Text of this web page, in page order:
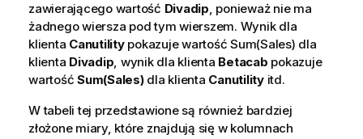
zawierającego wartość Divadip, ponieważ nie ma
żadnego wiersza pod tym wierszem. Wynik dla
klienta Canutilitypokazuje wartość Sum(Sales) dla
klienta Divadip, wynik dla klienta Betacab pokazuje
wartość Sum(Sales)dla klienta Canutilityitd.
W tabeli tej przedstawione są również bardziej
złożone miary, które znajdują się w kolumnach